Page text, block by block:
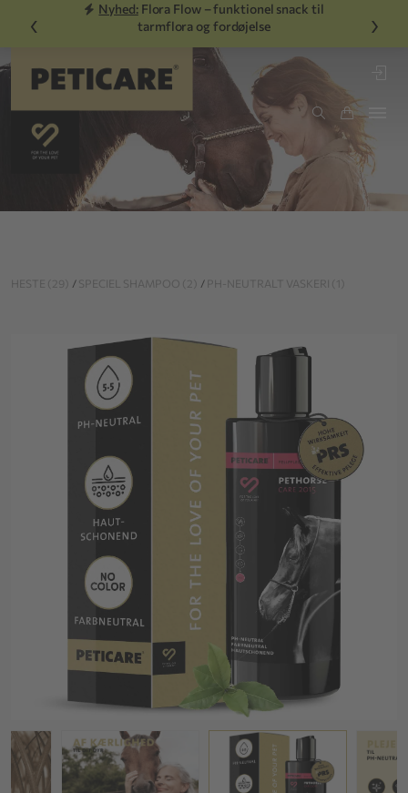
‹
Nyhed:Flora Flow – funktionel snack til
tarmflora og fordøjelse
›
HESTE (29) / SPECIEL SHAMPOO (2) / PH-NEUTRALT VASKERI (1)